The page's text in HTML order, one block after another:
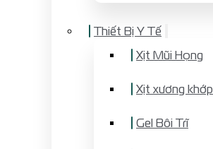
Thiết Bị Y Tế
Xịt Mũi Họng
Xịt xương khớp
Gel Bôi Trĩ